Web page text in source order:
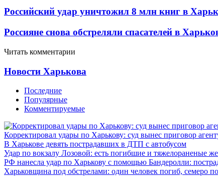
Российский удар уничтожил 8 млн книг в
Россияне снова обстреляли спасателей в
Читать комментарии
Новости Харькова
Последние
Популярные
Комментируемые
Корректировал удары по Харькову: суд вынес приговор
В Харькове девять пострадавших в ДТП с автобусом
Удар по вокзалу Лозовой: есть погибшие и тяжелораненые
РФ нанесла удар по Харькову с помощью Бандеролли:
Харьковщина под обстрелами: один человек погиб, семеро